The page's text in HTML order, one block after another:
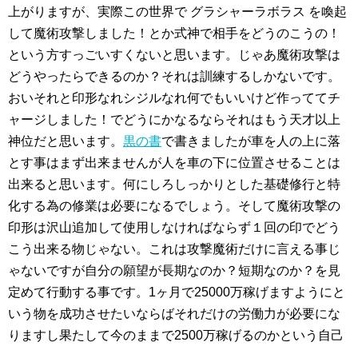
上がりますが、実際この世界で グラシャーラボラス を喚起
して魔術攻撃しました！とか式神で相手をどうのこうの！
という方すっごいすくないと思います。じゃあ魔術攻撃は
どうやったらできるのか？それは訓練するしかないです。
おいそれと印形なれシジルなれ何でもいいけど作っててチ
ャージしました！でどうにかなるならそれはもう天才以上
神位だと思います。 黒の書で書きましたが車を人の上に落
とす事はまず出来ませんが人を車の下に位置させることは
出来ると思います。何にしろしっかりとした基礎修行と特
化する為の修業は必要になるでしょう。そして魔術攻撃の
印形は沢山追加して使用しなければならず１回の印でどう
こう出来る物じゃない。これは攻撃魔術だけに言える事じ
ゃないですが自分の願望が長期なのか？短期なのか？を見
定めて行動する事です。1ヶ月で25000万稼げますようにと
いう物を成功させたいならばそれだけの労働力が必要にな
りますし果たして今のままで2500万稼げるのかという自己